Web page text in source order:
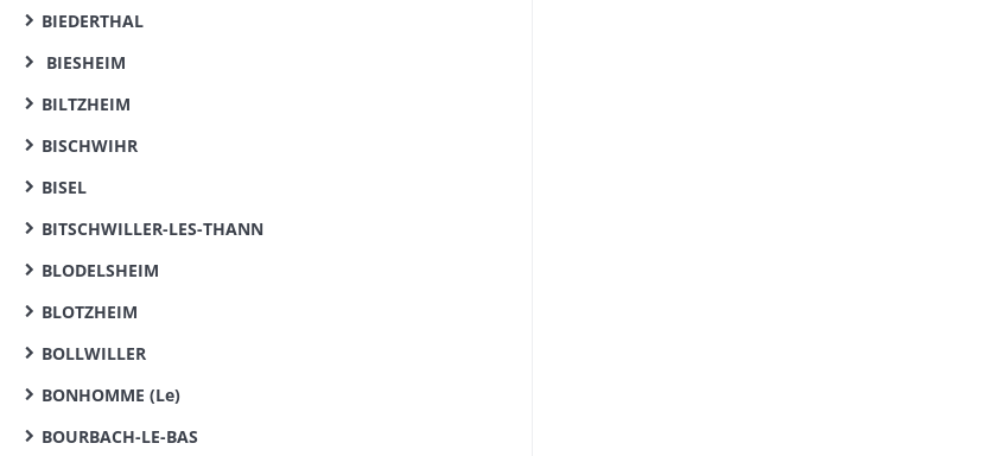
BIEDERTHAL
BIESHEIM
BILTZHEIM
BISCHWIHR
BISEL
BITSCHWILLER-LES-THANN
BLODELSHEIM
BLOTZHEIM
BOLLWILLER
BONHOMME (Le)
BOURBACH-LE-BAS